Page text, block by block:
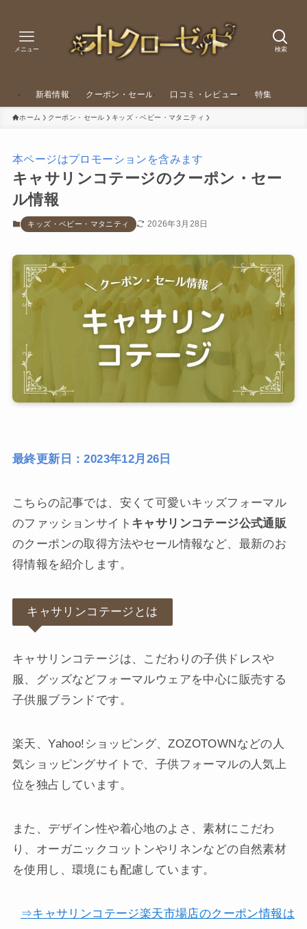
検索
メニュー
新着情報 クーポン・セール 口コミ・レビュー 特集
ホーム クーポン・セール キッズ・ベビー・マタニティ
本ページはプロモーションを含みます
キャサリンコテージのクーポン・セー
ル情報
キッズ・ベビー・マタニティ 2026年3月28日
最終更新日：2023年12月26日
こちらの記事では、安くて可愛いキッズフォーマル
のファッションサイト キャサリンコテージ公式通販
のクーポンの取得方法やセール情報など、最新のお
得情報を紹介します。
キャサリンコテージとは
キャサリンコテージは、こだわりの子供ドレスや
服、グッズなどフォーマルウェアを中心に販売する
子供服ブランドです。
楽天、Yahoo!ショッピング、ZOZOTOWNなどの人
気ショッピングサイトで、子供フォーマルの人気上
位を独占しています。
また、デザイン性や着心地のよさ、素材にこだわ
り、オーガニックコットンやリネンなどの自然素材
を使用し、環境にも配慮しています。
⇒キャサリンコテージ楽天市場店のクーポン情報は